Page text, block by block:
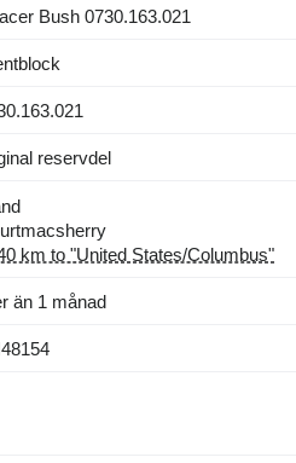
Bush 0730.163.021
reservdel
km to "United States/Columbus"
än 1 månad